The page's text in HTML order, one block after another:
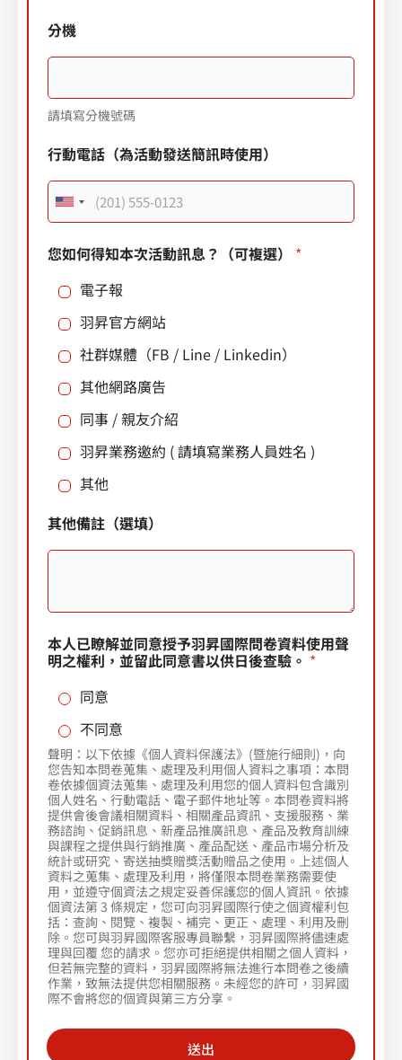
電
信
頁
面
結
職
稱
分機
請填寫分機號碼
行動電話（為活動發送簡訊時使用）
U
i
t
e
d
t
a
t
e
+
您如何得知本次活動訊息？（可複選） *
電子報
羽昇官方網站
社群媒體（FB / Line / Linkedin）
其他網路廣告
同事 / 親友介紹
羽昇業務邀約 ( 請填寫業務人員姓名 )
其他
其他備註（選填）
本人已瞭解並同意授予羽昇國際問卷資料使用聲
明之權利，並留此同意書以供日後查驗。 *
同意
不同意
聲明：以下依據《個人資料保護法》(暨施行細則)，向
您告知本問卷蒐集、處理及利用個人資料之事項：本問
卷依據個資法蒐集、處理及利用您的個人資料包含識別
個人姓名、行動電話、電子郵件地址等。本問卷資料將
提供會後會議相關資料、相關產品資訊、支援服務、業
務諮詢、促銷訊息、新產品推廣訊息、產品及教育訓練
與課程之提供與行銷推廣、產品配送、產品市場分析及
統計或研究、寄送抽獎贈獎活動贈品之使用。上述個人
資料之蒐集、處理及利用，將僅限本問卷業務需要使
用，並遵守個資法之規定妥善保護您的個人資訊。依據
個資法第 3 條規定，您可向羽昇國際行使之個資權利包
括：查詢、閱覽、複製、補完、更正、處理、利用及刪
除。您可與羽昇國際客服專員聯繫，羽昇國際將儘速處
理與回覆 您的請求。您亦可拒絕提供相關之個人資料，
但若無完整的資料，羽昇國際將無法進行本問卷之後續
作業，致無法提供您相關服務。未經您的許可，羽昇國
際不會將您的個資與第三方分享。
送出